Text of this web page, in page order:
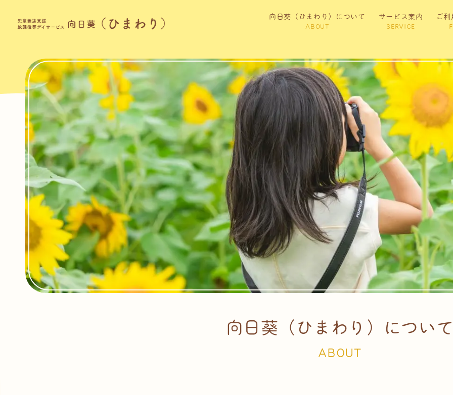
向日葵（ひまわり）について
ABOUT
サービス案内
SERVICE
ご
向日葵（ひまわり） につい
ABOUT